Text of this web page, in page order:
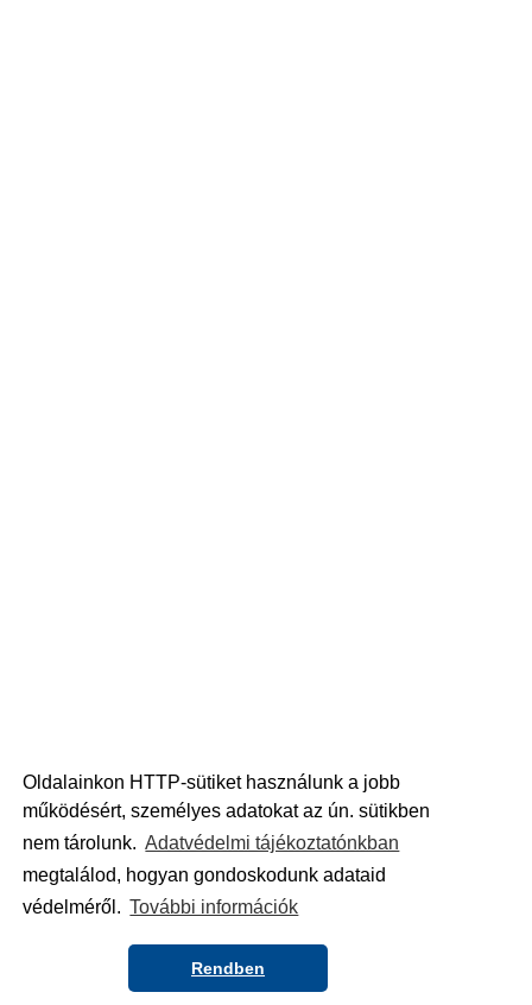
Oldalainkon HTTP-sütiket használunk a jobb
működésért, személyes adatokat az ún. sütikben
nem tárolunk. Adatvédelmi tájékoztatónkban
megtalálod, hogyan gondoskodunk adataid
védelméről. További információk
Rendben